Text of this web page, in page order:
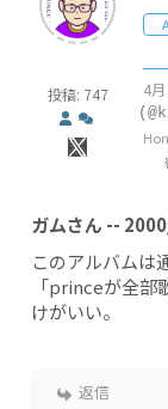
投稿: 747
4
ガムさん --
このアルバムは
「princeが全部
けがいい。
返信